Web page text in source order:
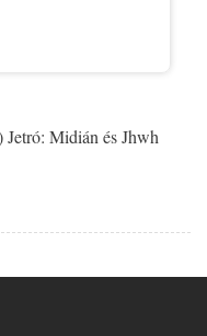
Jetró: Midián és Jhwh